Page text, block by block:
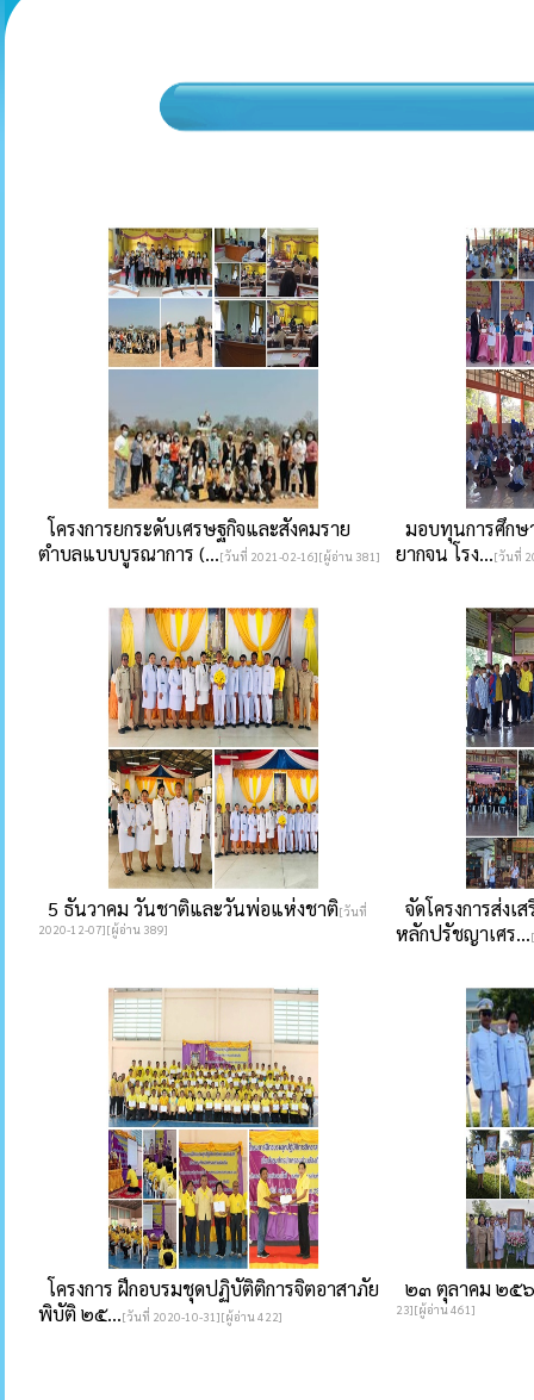
โครงการยกระดับเศรษฐกิจและสังคมราย
ตำบลแบบบูรณาการ (...[วันที่ 2021-02-16][ผู้อ่าน 381]
มอบทุนการศึกษ
ยากจน โรง...[วันที่
5 ธันวาคม วันชาติและวันพ่อแห่งชาติ[วันที่
2020-12-07][ผู้อ่าน 389]
จัดโครงการส่ง
หลักปรัชญาเศร...
โครงการ ฝึกอบรมชุดปฏิบัติติการจิตอาสาภัย
พิบัติ ๒๕...[วันที่ 2020-10-31][ผู้อ่าน 422]
๒๓ ตุลาคม ๒๕
23][ผู้อ่าน 461]